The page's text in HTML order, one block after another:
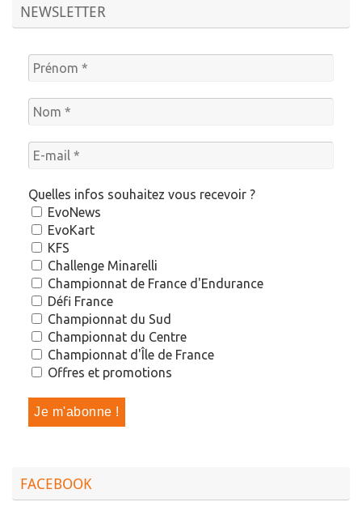
NEWSLETTER
Quelles infos souhaitez vous recevoir ?
EvoNews
EvoKart
KFS
Challenge Minarelli
Championnat de France d'Endurance
Défi France
Championnat du Sud
Championnat du Centre
Championnat d'Île de France
Offres et promotions
FACEBOOK